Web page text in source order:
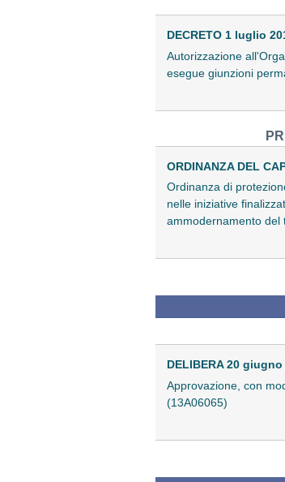
DECRETO 1 luglio
Autorizzazione
esegue giunzioni
ORDINANZA DEL
Ordinanza di
nelle iniziative
ammodernamento del
DELIBERA 20 giugno
Approvazione, con
(13A06065)